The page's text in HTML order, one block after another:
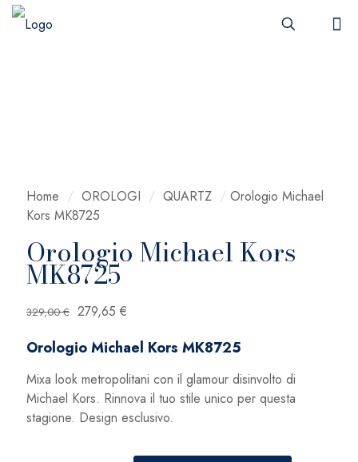
Home / OROLOGI / QUARTZ / Orologio Michael
Kors MK8725
Orologio Michael Kors
MK8725
329,00€ Il
originale
329,00 €.
279,65 €
attuale
279,65 €.
Orologio Michael Kors MK8725
Mixa look metropolitani con il glamour disinvolto di
Michael Kors. Rinnova il tuo stile unico per questa
stagione. Design esclusivo.